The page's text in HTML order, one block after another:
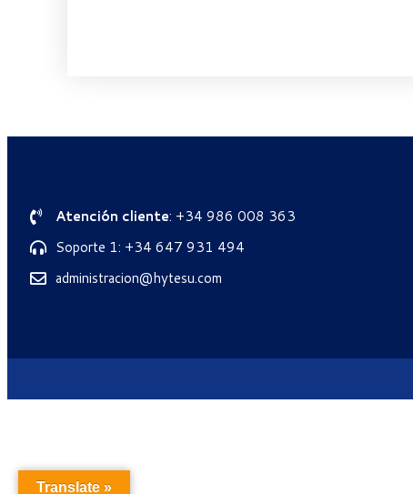
Atención cliente: +34 986 008 363
Soporte 1: +34 647 931 494
administracion@hytesu.com
Translate »